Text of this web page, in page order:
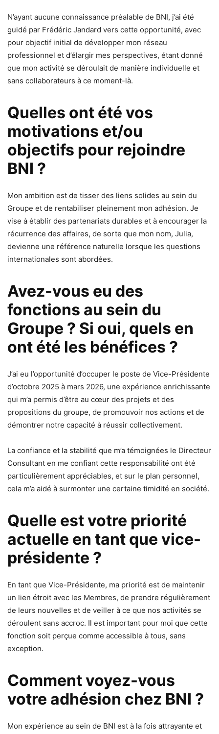
N’ayant aucune connaissance préalable de BNI, j’ai été
guidé par Frédéric Jandard vers cette opportunité, avec
pour objectif initial de développer mon réseau
professionnel et d’élargir mes perspectives, étant donné
que mon activité se déroulait de manière individuelle et
sans collaborateurs à ce moment-là.
Quelles ont été vos
motivations et/ou
objectifs pour rejoindre
BNI ?
Mon ambition est de tisser des liens solides au sein du
Groupe et de rentabiliser pleinement mon adhésion. Je
vise à établir des partenariats durables et à encourager la
récurrence des affaires, de sorte que mon nom, Julia,
devienne une référence naturelle lorsque les questions
internationales sont abordées.
Avez-vous eu des
fonctions au sein du
Groupe ? Si oui, quels en
ont été les bénéfices ?
J’ai eu l’opportunité d’occuper le poste de Vice-Présidente
d’octobre 2025 à mars 2026, une expérience enrichissante
qui m’a permis d’être au cœur des projets et des
propositions du groupe, de promouvoir nos actions et de
démontrer notre capacité à réussir collectivement.
La confiance et la stabilité que m’a témoignées le Directeur
Consultant en me confiant cette responsabilité ont été
particulièrement appréciables, et sur le plan personnel,
cela m’a aidé à surmonter une certaine timidité en société.
Quelle est votre priorité
actuelle en tant que vice-
présidente ?
En tant que Vice-Présidente, ma priorité est de maintenir
un lien étroit avec les Membres, de prendre régulièrement
de leurs nouvelles et de veiller à ce que nos activités se
déroulent sans accroc. Il est important pour moi que cette
fonction soit perçue comme accessible à tous, sans
exception.
Comment voyez-vous
votre adhésion chez BNI ?
Mon expérience au sein de BNI est à la fois attrayante et